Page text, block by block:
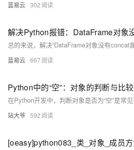
蓝易云 302
蓝易云 667
Python中的“空”：对象的判断与比较
站大爷 592